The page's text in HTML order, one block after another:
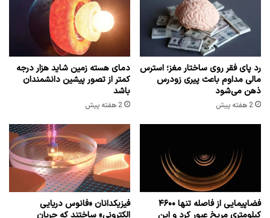
رد پای فقر روی ساختار مغز؛ استرس
مالی مداوم باعث پیری زودرس
ذهن می‌شود
2 هفته پیش
دمای هسته زمین شاید هزار درجه
کمتر از تصور پیشین دانشمندان
باشد
2 هفته پیش
فضاپیمایی از فاصله تنها ۴۶۰۰
کیلومتری مریخ عبور کرد و این
فیزیکدانان «فانوس دریایی
الکترونی» ساختند که جریان